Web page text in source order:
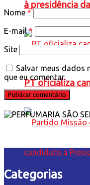
à presidência
PT oficializa
Nome *
E-mail*
Site
Salvar meus dados
que eu comentar.
Categorias